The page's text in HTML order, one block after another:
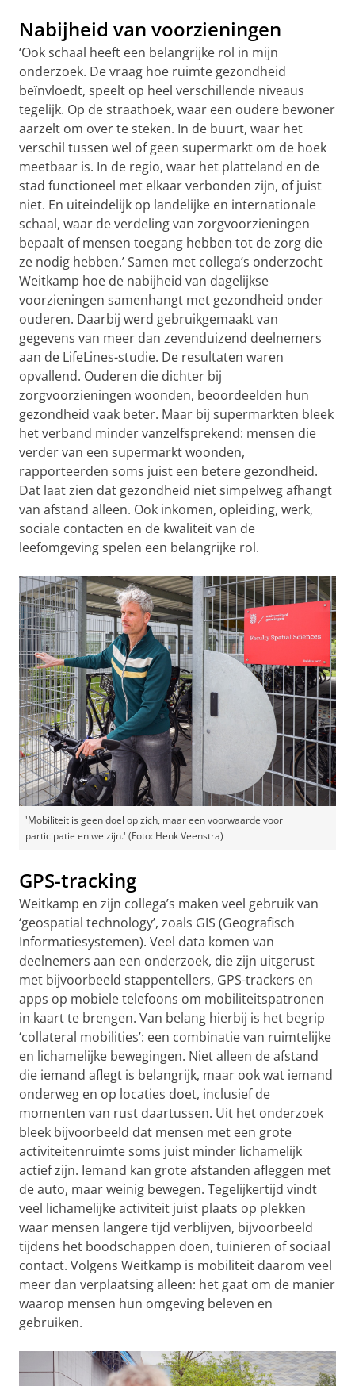
Nabijheid van voorzieningen
‘Ook schaal heeft een belangrijke rol in mijn
onderzoek. De vraag hoe ruimte gezondheid
beïnvloedt, speelt op heel verschillende niveaus
tegelijk. Op de straathoek, waar een oudere bewoner
aarzelt om over te steken. In de buurt, waar het
verschil tussen wel of geen supermarkt om de hoek
meetbaar is. In de regio, waar het platteland en de
stad functioneel met elkaar verbonden zijn, of juist
niet. En uiteindelijk op landelijke en internationale
schaal, waar de verdeling van zorgvoorzieningen
bepaalt of mensen toegang hebben tot de zorg die
ze nodig hebben.’ Samen met collega’s onderzocht
Weitkamp hoe de nabijheid van dagelijkse
voorzieningen samenhangt met gezondheid onder
ouderen. Daarbij werd gebruikgemaakt van
gegevens van meer dan zevenduizend deelnemers
aan de LifeLines-studie. De resultaten waren
opvallend. Ouderen die dichter bij
zorgvoorzieningen woonden, beoordeelden hun
gezondheid vaak beter. Maar bij supermarkten bleek
het verband minder vanzelfsprekend: mensen die
verder van een supermarkt woonden,
rapporteerden soms juist een betere gezondheid.
Dat laat zien dat gezondheid niet simpelweg afhangt
van afstand alleen. Ook inkomen, opleiding, werk,
sociale contacten en de kwaliteit van de
leefomgeving spelen een belangrijke rol.
'Mobiliteit is geen doel op zich, maar een voorwaarde voor
participatie en welzijn.' (Foto: Henk Veenstra)
GPS-tracking
Weitkamp en zijn collega’s maken veel gebruik van
‘geospatial technology’, zoals GIS (Geografisch
Informatiesystemen). Veel data komen van
deelnemers aan een onderzoek, die zijn uitgerust
met bijvoorbeeld stappentellers, GPS-trackers en
apps op mobiele telefoons om mobiliteitspatronen
in kaart te brengen. Van belang hierbij is het begrip
‘collateral mobilities’: een combinatie van ruimtelijke
en lichamelijke bewegingen. Niet alleen de afstand
die iemand aflegt is belangrijk, maar ook wat iemand
onderweg en op locaties doet, inclusief de
momenten van rust daartussen. Uit het onderzoek
bleek bijvoorbeeld dat mensen met een grote
activiteitenruimte soms juist minder lichamelijk
actief zijn. Iemand kan grote afstanden afleggen met
de auto, maar weinig bewegen. Tegelijkertijd vindt
veel lichamelijke activiteit juist plaats op plekken
waar mensen langere tijd verblijven, bijvoorbeeld
tijdens het boodschappen doen, tuinieren of sociaal
contact. Volgens Weitkamp is mobiliteit daarom veel
meer dan verplaatsing alleen: het gaat om de manier
waarop mensen hun omgeving beleven en
gebruiken.